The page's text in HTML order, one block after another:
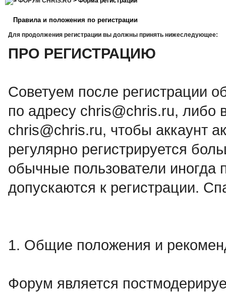
Правила и положения по регистрации
Для продолжения регистрации вы должны принять нижеследующее:
ПРО РЕГИСТРАЦИЮ
Советуем после регистрации
по адресу chris@chris.ru, либо
chris@chris.ru, чтобы аккаунт
регулярно регистрируется
обычные пользователи иногда
допускаются к регистрации.
1. Общие положения и
Форум является